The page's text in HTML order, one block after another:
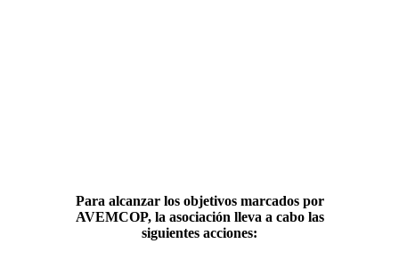
Para alcanzar los objetivos marcados por
AVEMCOP, la asociación lleva a cabo las
siguientes acciones: